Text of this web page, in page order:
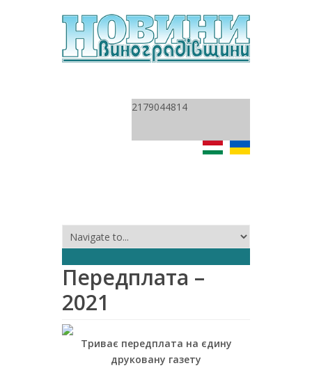
2179044814
Передплата –
2021
Триває передплата на єдину
друковану газету